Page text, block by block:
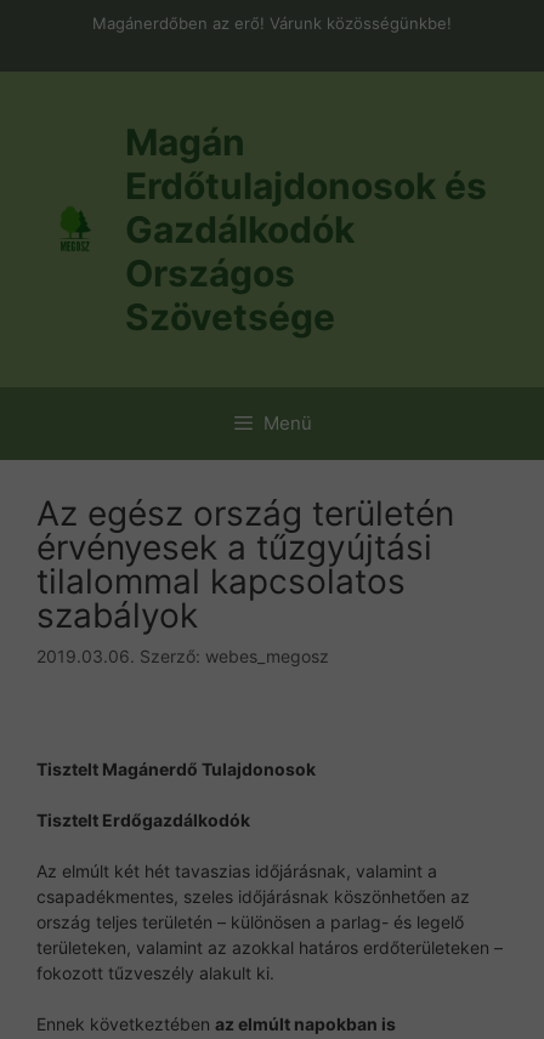
Magánerdőben az erő! Várunk közösségünkbe!
Magán
Erdőtulajdonosok és
Gazdálkodók
Országos
Szövetsége
Menü
Az egész ország területén
érvényesek a tűzgyújtási
tilalommal kapcsolatos
szabályok
2019.03.06. Szerző: webes_megosz
Tisztelt Magánerdő Tulajdonosok
Tisztelt Erdőgazdálkodók
Az elmúlt két hét tavaszias időjárásnak, valamint a
csapadékmentes, szeles időjárásnak köszönhetően az
ország teljes területén – különösen a parlag- és legelő
területeken, valamint az azokkal határos erdőterületeken –
fokozott tűzveszély alakult ki.
Ennek következtében az elmúlt napokban is